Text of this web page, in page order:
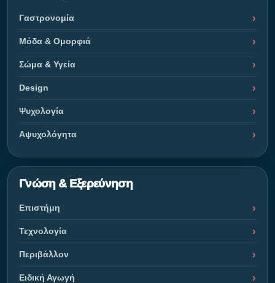
Γαστρονομία
Μόδα & Ομορφιά
Σώμα & Υγεία
Design
Ψυχολογία
Αψυχολόγητα
Γνώση & Εξερεύνηση
Επιστήμη
Τεχνολογία
Περιβάλλον
Ειδική Αγωγή